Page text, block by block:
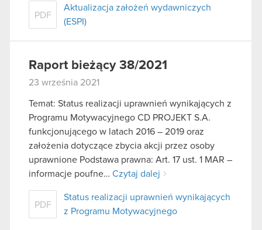
PDF
Aktualizacja założeń wydawniczych
(ESPI)
Raport bieżący 38/2021
23 września 2021
Temat: Status realizacji uprawnień wynikających z
Programu Motywacyjnego CD PROJEKT S.A.
funkcjonującego w latach 2016 – 2019 oraz
założenia dotyczące zbycia akcji przez osoby
uprawnione Podstawa prawna: Art. 17 ust. 1 MAR –
informacje poufne… Czytaj dalej
PDF
Status realizacji uprawnień wynikających
z Programu Motywacyjnego